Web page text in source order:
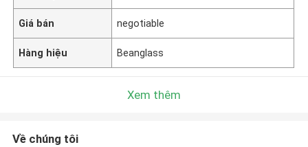
Giá bán negotiable
Hàng hiệu Beanglass
Xem thêm
Về chúng tôi